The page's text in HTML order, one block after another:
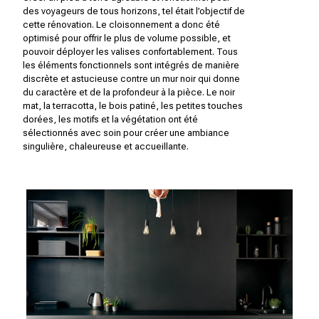
des voyageurs de tous horizons, tel était l’objectif de
cette rénovation. Le cloisonnement a donc été
optimisé pour offrir le plus de volume possible, et
pouvoir déployer les valises confortablement. Tous
les éléments fonctionnels sont intégrés de manière
discrète et astucieuse contre un mur noir qui donne
du caractère et de la profondeur à la pièce. Le noir
mat, la terracotta, le bois patiné, les petites touches
dorées, les motifs et la végétation ont été
sélectionnés avec soin pour créer une ambiance
singulière, chaleureuse et accueillante.